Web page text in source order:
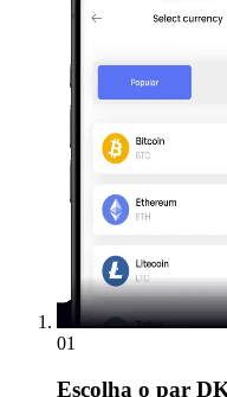
01
Escolha o par